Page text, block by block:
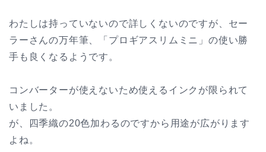
わたしは持っていないので詳しくないのですが、セー
ラーさんの万年筆、「プロギアスリムミニ」の使い勝
手も良くなるようです。
コンバーターが使えないため使えるインクが限られて
いました。
が、四季織の20色加わるのですから用途が広がります
よね。